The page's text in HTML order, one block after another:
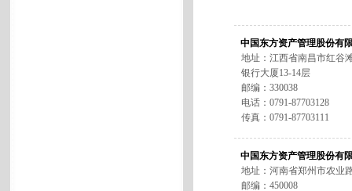
中国东方资产管理股份有
地址：江西省南昌市红谷
银行大厦13-14层
邮编：330038
电话：0791-87703128
传真：0791-87703111
中国东方资产管理股份有
地址：河南省郑州市农业
邮编：450008